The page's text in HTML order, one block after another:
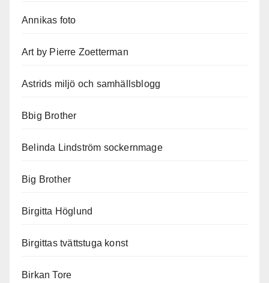
Annikas foto
Art by Pierre Zoetterman
Astrids miljö och samhällsblogg
Bbig Brother
Belinda Lindström sockernmage
Big Brother
Birgitta Höglund
Birgittas tvättstuga konst
Birkan Tore